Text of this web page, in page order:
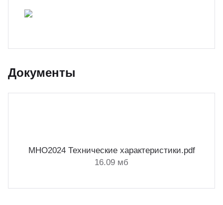
Документы
MHO2024 Технические характеристики.pdf
16.09 мб